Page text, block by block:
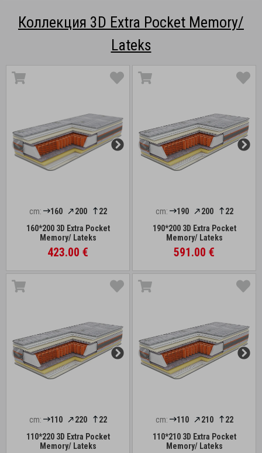
Коллекция 3D Extra Pocket Memory/
Lateks
cm: 160 200
22
160*200 3D Extra Pocket
Memory/ Lateks
423.00 €
cm: 190 200
22
190*200 3D Extra Pocket
Memory/ Lateks
591.00 €
cm: 110 220
22
110*220 3D Extra Pocket
Memory/ Lateks
cm: 110 210
22
110*210 3D Extra Pocket
Memory/ Lateks